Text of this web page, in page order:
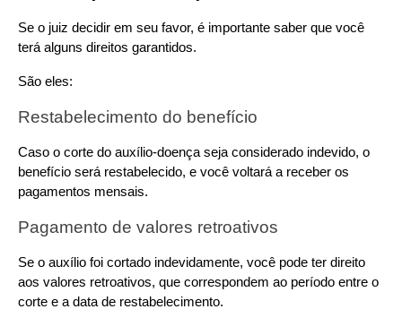
Se o juiz decidir em seu favor, é importante saber que você
terá alguns direitos garantidos.
São eles:
Restabelecimento do benefício
Caso o corte do auxílio-doença seja considerado indevido, o
benefício será restabelecido, e você voltará a receber os
pagamentos mensais.
Pagamento de valores retroativos
Se o auxílio foi cortado indevidamente, você pode ter direito
aos valores retroativos, que correspondem ao período entre o
corte e a data de restabelecimento.